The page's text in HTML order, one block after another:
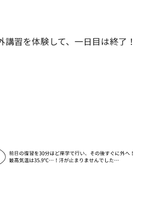
講習を体験して、一日目は終了！